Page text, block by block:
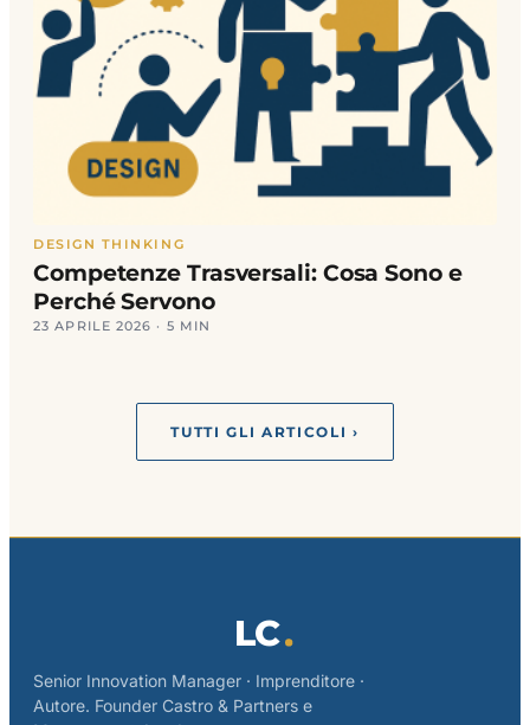
DESIGN THINKING
Competenze Trasversali: Cosa Sono e
Perché Servono
23 APRILE 2026 · 5 MIN
TUTTI GLI ARTICOLI ›
LC
Senior Innovation Manager · Imprenditore ·
Autore. Founder Castro & Partners e